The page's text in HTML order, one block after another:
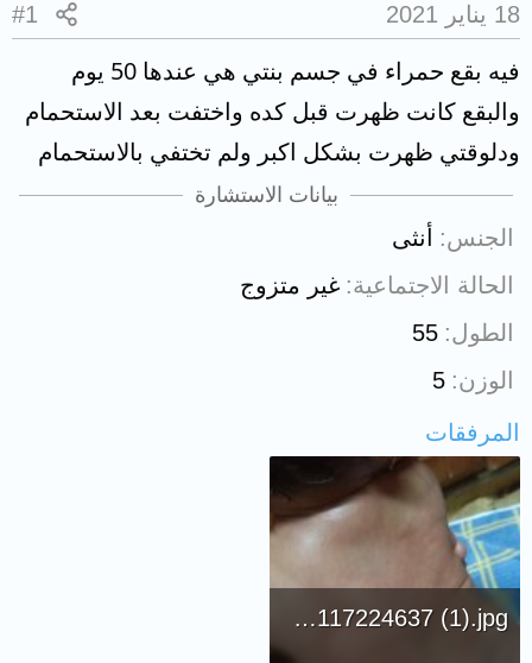
18 يناير 2021 #1
فيه بقع حمراء في جسم بنتي هي عندها 50 يوم
والبقع كانت ظهرت قبل كده واختفت بعد الاستحمام
ودلوقتي ظهرت بشكل اكبر ولم تختفي بالاستحمام
بيانات الاستشارة
الجنس
أنثى
الحالة الاجتماعية غير متزوج
الطول 55
الوزن 5
المرفقات
IMG20210117224637 (1).jpg